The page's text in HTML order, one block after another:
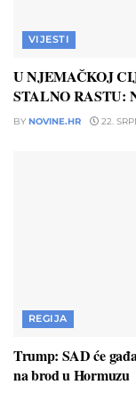
VIJESTI
U NJEMAČKOJ
STALNO RASTU:
BY NOVINE.HR 22.
REGIJA
Trump: SAD će
na brod u Hormuzu